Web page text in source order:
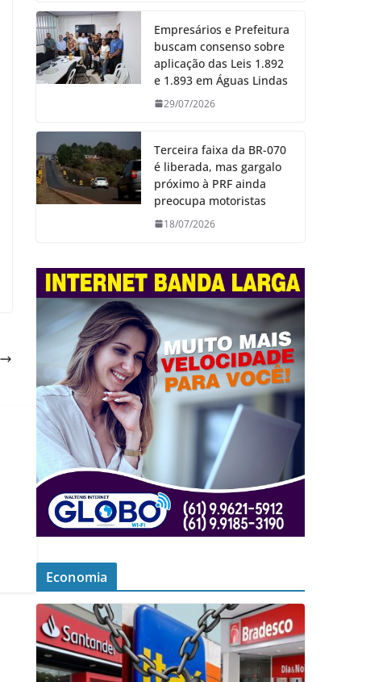
Empresários e Prefeitura
buscam consenso sobre
aplicação das Leis 1.892
e 1.893 em Águas Lindas
29/07/2026
Terceira faixa da BR-070
é liberada, mas gargalo
próximo à PRF ainda
preocupa motoristas
18/07/2026
Economia